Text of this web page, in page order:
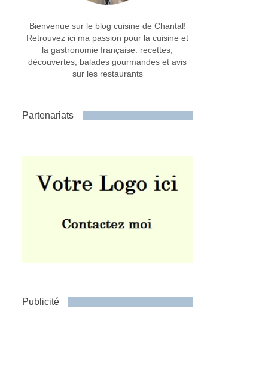
Bienvenue sur le blog cuisine de Chantal!
Retrouvez ici ma passion pour la cuisine et
la gastronomie française: recettes,
découvertes, balades gourmandes et avis
sur les restaurants
Partenariats
Publicité